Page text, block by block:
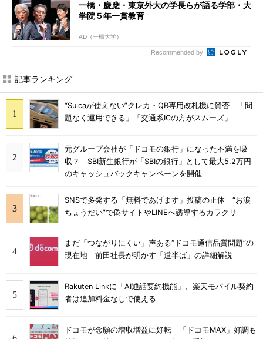
一橋・慶應・東京外大の学長らが語る学部・大
学院５年一貫教育
AD（一橋大学）
Recommended by
記事ランキング
“Suicaが使えない”クレカ・QR専用改札機に賛否 「問
題なく運用できる」「交通系ICの方がスムーズ」
元グループ会社が「ドコモの銀行」になった不満を吸
収？ SBI新生銀行が「SBIの銀行」として最大5.2万円
のキャッシュバックキャンペーンを開催
SNSで多発する「無料であげます」投稿の正体 “お涙
ちょうだい”で偽サイトやLINEへ誘導するカラクリ
まだ「つながりにくい」声ある“ドコモ通信品質問題”の
現在地 前田社長が明かす「道半ば」の詳細解説
Rakuten Linkに「AI通話要約機能」、楽天モバイル契約
者は追加料金なしで使える
ドコモが念願の増収増益に好転 「ドコモMAX」好調も